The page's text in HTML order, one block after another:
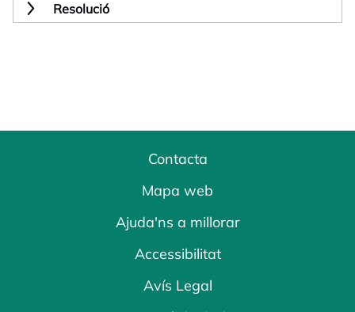
Resolució
Contacta
Mapa web
Ajuda'ns a millorar
Accessibilitat
Avís Legal